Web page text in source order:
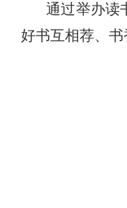
通过举办读
好书互相荐、书